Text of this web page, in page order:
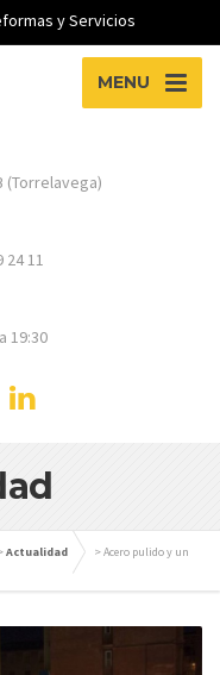
y Servicios
MENU
(Torrelavega)
24 11
19:30
Actualidad >Acero pulido y un